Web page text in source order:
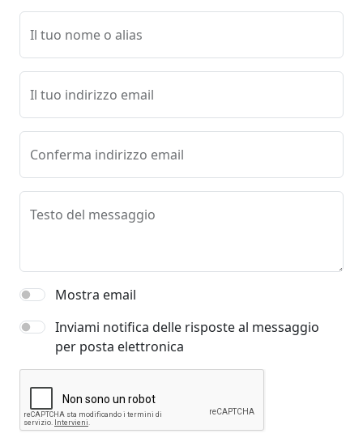
Il tuo nome o alias
Il tuo indirizzo email
Conferma indirizzo email
Testo del messaggio
Mostra email
Inviami notifica delle risposte al messaggio
per posta elettronica